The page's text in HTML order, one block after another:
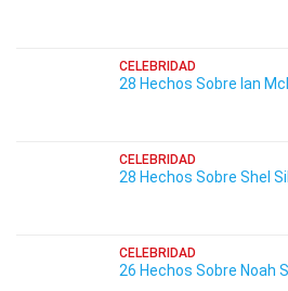
CELEBRIDAD
28 Hechos Sobre Ian
CELEBRIDAD
28 Hechos Sobre Shel
CELEBRIDAD
26 Hechos Sobre Noah